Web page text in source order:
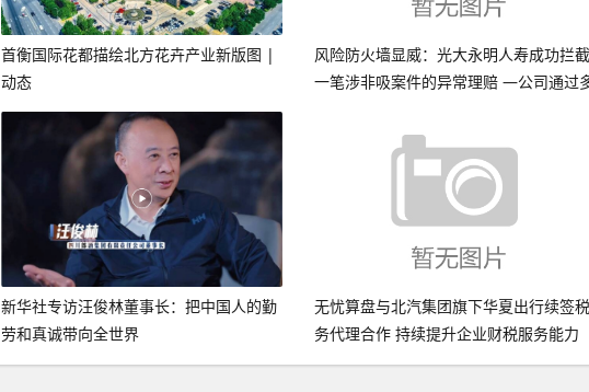
首衡国际花都描绘北方花卉产业新版图 |
动态
风险防火墙显威：光大永明人寿成功拦截
一笔涉非吸案件的异常理赔 —公司通过
新华社专访汪俊林董事长：把中国人的勤
劳和真诚带向全世界
无忧算盘与北汽集团旗下华夏出行续签税
务代理合作 持续提升企业财税服务能力